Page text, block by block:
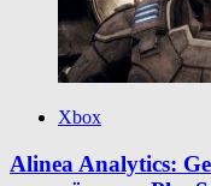
Xbox
Alinea Analytics: